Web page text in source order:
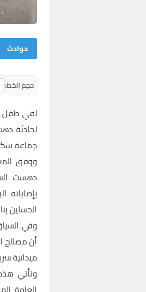
حوادث
حجم الخط:
لقي طفل
جماعة
ووفق
دهست
الحساين
وفي
أن مصالح
ميدانية
وتأتي